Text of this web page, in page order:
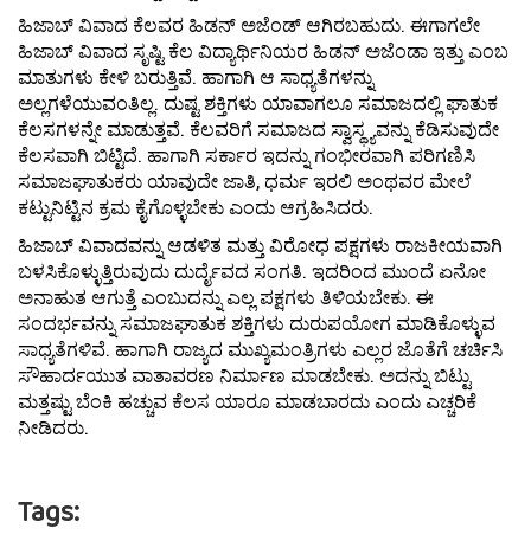
ಹಿಜಾಬ್ ವಿವಾದ ಕೆಲವರ ಹಿಡನ್ ಅಜೆಂಡ್ ಆಗಿರಬಹುದು. ಈಗಾಗಲೇ
ಹಿಜಾಬ್ ವಿವಾದ ಸೃಷ್ಟಿ ಕೆಲ ವಿದ್ಯಾರ್ಥಿನಿಯರ ಹಿಡನ್ ಅಜೆಂಡಾ ಇತ್ತು ಎಂಬ
ಮಾತುಗಳು ಕೇಳಿ ಬರುತ್ತಿವೆ. ಹಾಗಾಗಿ ಆ ಸಾಧ್ಯತೆಗಳನ್ನು
ಅಲ್ಲಗಳೆಯುವಂತಿಲ್ಲ. ದುಷ್ಟ ಶಕ್ತಿಗಳು ಯಾವಾಗಲೂ ಸಮಾಜದಲ್ಲಿ ಘಾತುಕ
ಕೆಲಸಗಳನ್ನೇ ಮಾಡುತ್ತವೆ. ಕೆಲವರಿಗೆ ಸಮಾಜದ ಸ್ವಾಸ್ಥ್ಯವನ್ನು ಕೆಡಿಸುವುದೇ
ಕೆಲಸವಾಗಿ ಬಿಟ್ಟಿದೆ. ಹಾಗಾಗಿ ಸರ್ಕಾರ ಇದನ್ನು ಗಂಭೀರವಾಗಿ ಪರಿಗಣಿಸಿ
ಸಮಾಜಘಾತುಕರು ಯಾವುದೇ ಜಾತಿ, ಧರ್ಮ ಇರಲಿ ಅಂಥವರ ಮೇಲೆ
ಕಟ್ಟುನಿಟ್ಟಿನ ಕ್ರಮ ಕೈಗೊಳ್ಳಬೇಕು ಎಂದು ಆಗ್ರಹಿಸಿದರು.
ಹಿಜಾಬ್ ವಿವಾದವನ್ನು ಆಡಳಿತ ಮತ್ತು ವಿರೋಧ ಪಕ್ಷಗಳು ರಾಜಕೀಯವಾಗಿ
ಬಳಸಿಕೊಳ್ಳುತ್ತಿರುವುದು ದುರ್ದೈವದ ಸಂಗತಿ. ಇದರಿಂದ ಮುಂದೆ ಏನೋ
ಅನಾಹುತ ಆಗುತ್ತೆ ಎಂಬುದನ್ನು ಎಲ್ಲ ಪಕ್ಷಗಳು ತಿಳಿಯಬೇಕು. ಈ
ಸಂದರ್ಭವನ್ನು ಸಮಾಜಘಾತುಕ ಶಕ್ತಿಗಳು ದುರುಪಯೋಗ ಮಾಡಿಕೊಳ್ಳುವ
ಸಾಧ್ಯತೆಗಳಿವೆ. ಹಾಗಾಗಿ ರಾಜ್ಯದ ಮುಖ್ಯಮಂತ್ರಿಗಳು ಎಲ್ಲರ ಜೊತೆಗೆ ಚರ್ಚಿಸಿ
ಸೌಹಾರ್ದಯುತ ವಾತಾವರಣ ನಿರ್ಮಾಣ ಮಾಡಬೇಕು. ಅದನ್ನು ಬಿಟ್ಟು
ಮತ್ತಷ್ಟು ಬೆಂಕಿ ಹಚ್ಚುವ ಕೆಲಸ ಯಾರೂ ಮಾಡಬಾರದು ಎಂದು ಎಚ್ಚರಿಕೆ
ನೀಡಿದರು.
Tags: